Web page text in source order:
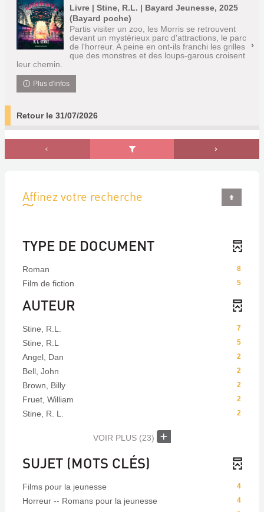
Livre | Stine, R.L. | Bayard Jeunesse, 2025
(Bayard poche)
Partis visiter un zoo, les Morris se retrouvent
devant un mystérieux parc d'attractions, le parc
de l'horreur. A peine en ont-ils franchi les grilles
que des monstres et des loups-garous croisent
leur chemin.
Plus d'infos
Retour le 31/07/2026
Affinez votre recherche
TYPE DE DOCUMENT
8
Roman
5
Film de fiction
AUTEUR
7
Stine, R.L.
5
Stine, R.L
2
Angel, Dan
2
Bell, John
2
Brown, Billy
2
Fruet, William
2
Stine, R. L.
VOIR PLUS (23)
SUJET (MOTS CLÉS)
4
Films pour la jeunesse
4
Horreur -- Romans pour la jeunesse